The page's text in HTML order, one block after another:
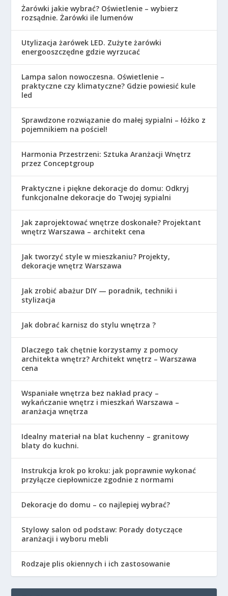
Żarówki jakie wybrać? Oświetlenie – wybierz
rozsądnie. Żarówki ile lumenów
Utylizacja żarówek LED. Zużyte żarówki
energooszczędne gdzie wyrzucać
Lampa salon nowoczesna. Oświetlenie –
praktyczne czy klimatyczne? Gdzie powiesić kule
led
Sprawdzone rozwiązanie do małej sypialni – łóżko z
pojemnikiem na pościel!
Harmonia Przestrzeni: Sztuka Aranżacji Wnętrz
przez Conceptgroup
Praktyczne i piękne dekoracje do domu: Odkryj
funkcjonalne dekoracje do Twojej sypialni
Jak zaprojektować wnętrze doskonałe? Projektant
wnętrz Warszawa – architekt cena
Jak tworzyć style w mieszkaniu? Projekty,
dekoracje wnętrz Warszawa
Jak zrobić abażur DIY — poradnik, techniki i
stylizacja
Jak dobrać karnisz do stylu wnętrza ?
Dlaczego tak chętnie korzystamy z pomocy
architekta wnętrz? Architekt wnętrz – Warszawa
cena
Wspaniałe wnętrza bez nakład pracy –
wykańczanie wnętrz i mieszkań Warszawa –
aranżacja wnętrza
Idealny materiał na blat kuchenny – granitowy
blaty do kuchni.
Instrukcja krok po kroku: jak poprawnie wykonać
przyłącze ciepłownicze zgodnie z normami
Dekoracje do domu – co najlepiej wybrać?
Stylowy salon od podstaw: Porady dotyczące
aranżacji i wyboru mebli
Rodzaje plis okiennych i ich zastosowanie